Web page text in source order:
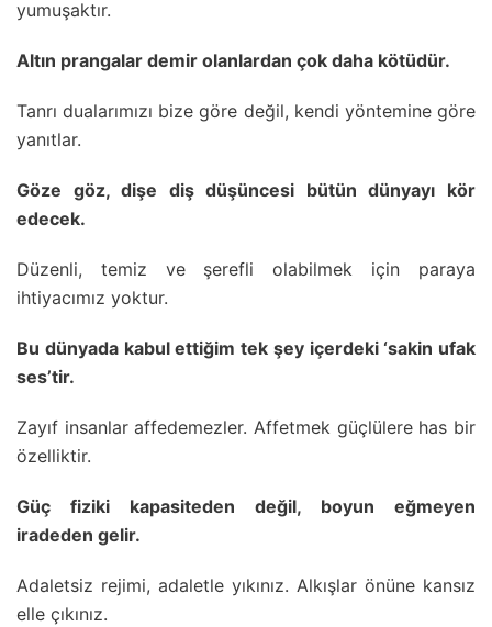
yumuşaktır.
Altın prangalar demir olanlardan çok daha kötüdür.
Tanrı dualarımızı bize göre değil, kendi yöntemine göre
yanıtlar.
Göze göz, dişe diş düşüncesi bütün dünyayı kör
edecek.
Düzenli, temiz ve şerefli olabilmek için paraya
ihtiyacımız yoktur.
Bu dünyada kabul ettiğim tek şey içerdeki ‘sakin ufak
ses’tir.
Zayıf insanlar affedemezler. Affetmek güçlülere has bir
özelliktir.
Güç fiziki kapasiteden değil, boyun eğmeyen
iradeden gelir.
Adaletsiz rejimi, adaletle yıkınız. Alkışlar önüne kansız
elle çıkınız.